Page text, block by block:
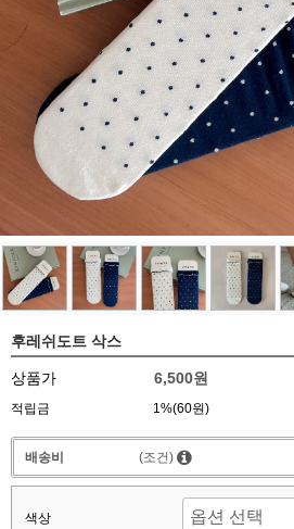
후레쉬도트 삭스
상품가 6,500원
적립금 1%(60원)
배송비 (조건)
색상